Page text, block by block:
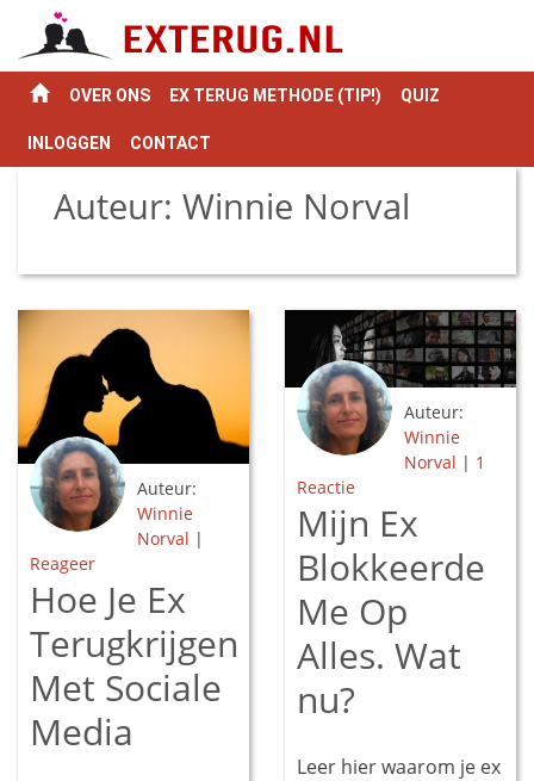
OVER ONS EX TERUG METHODE (TIP!) QUIZ
INLOGGEN CONTACT
Auteur: Winnie Norval
Auteur:
Winnie
Norval |
Reageer
Hoe Je Ex
Terugkrijgen
Met Sociale
Media
Auteur:
Winnie
Norval | 1
Reactie
Mijn Ex
Blokkeerde
Me Op
Alles. Wat
nu?
Leer hier waarom je ex